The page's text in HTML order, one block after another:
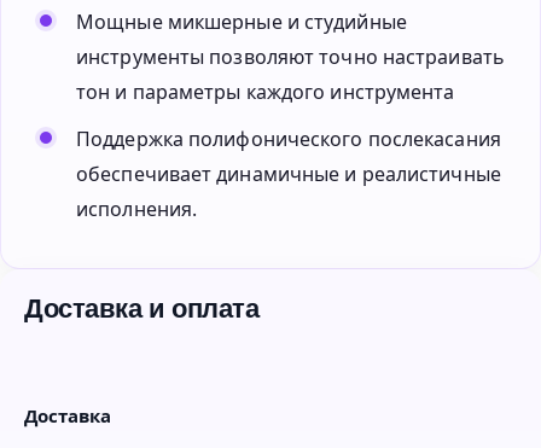
Мощные микшерные и студийные
инструменты позволяют точно настраивать
тон и параметры каждого инструмента
Поддержка полифонического послекасания
обеспечивает динамичные и реалистичные
исполнения.
Доставка и оплата
Доставка